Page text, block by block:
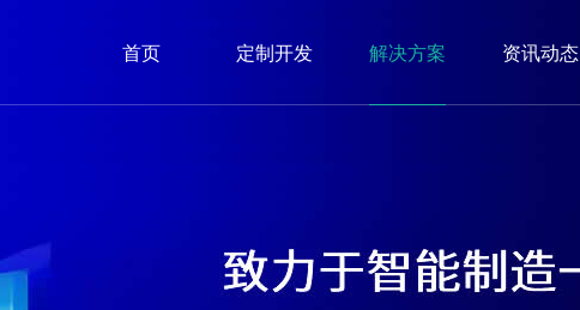
首页 定制开发 解决方案 资讯动态